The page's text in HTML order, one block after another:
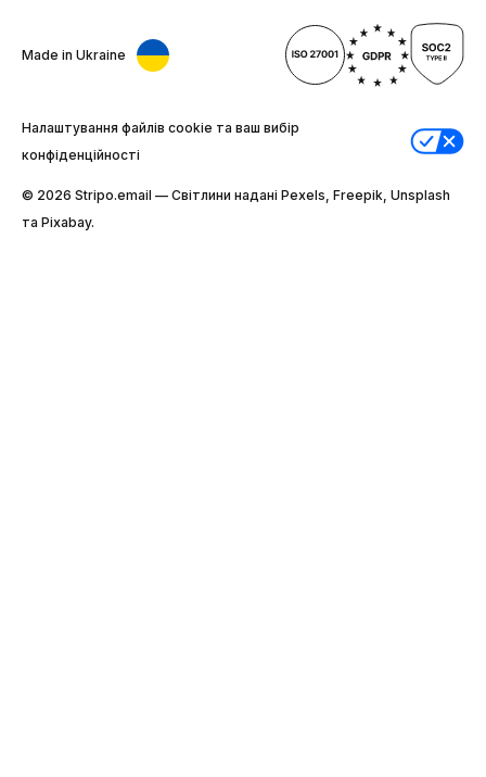
Made in Ukraine
Налаштування файлів cookie та ваш вибір
конфіденційності
© 2026 Stripо.email — Світлини надані Pexels, Freepik, Unsplash
та Pixabay.